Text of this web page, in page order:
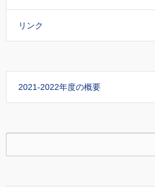
リンク
2021-2022年度の概要